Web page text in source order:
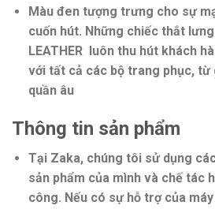
Màu đen tượng trưng cho sự
cuốn hút. Những chiếc thắt
LEATHER luôn thu hút khách
với tất cả các bộ trang phục, từ
quần âu
Thông tin sản phẩm
Tại Zaka, chúng tôi sử dụng
sản phẩm của mình và chế tác
công. Nếu có sự hỗ trợ của